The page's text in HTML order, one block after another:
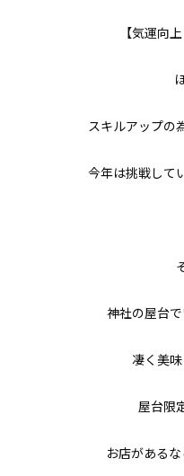
【気運向
スキルアップの
今年は挑戦して
神社の屋台
凄く美
屋台限
お店がある